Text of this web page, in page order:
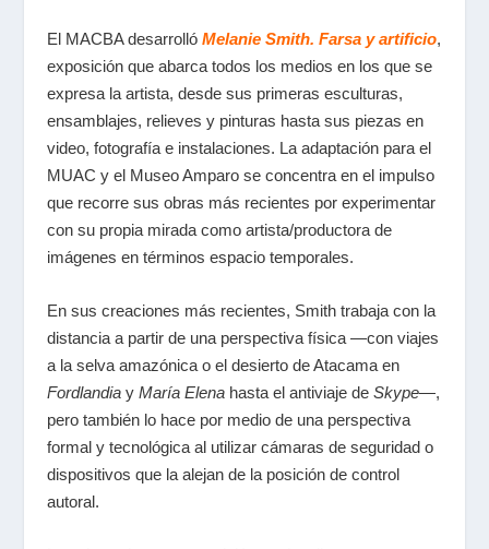
El MACBA desarrolló Melanie Smith. Farsa y artificio,
exposición que abarca todos los medios en los que se
expresa la artista, desde sus primeras esculturas,
ensamblajes, relieves y pinturas hasta sus piezas en
video, fotografía e instalaciones. La adaptación para el
MUAC y el Museo Amparo se concentra en el impulso
que recorre sus obras más recientes por experimentar
con su propia mirada como artista/productora de
imágenes en términos espacio temporales.
En sus creaciones más recientes, Smith trabaja con la
distancia a partir de una perspectiva física —con viajes
a la selva amazónica o el desierto de Atacama en
Fordlandiay María Elenahasta el antiviaje de Skype—,
pero también lo hace por medio de una perspectiva
formal y tecnológica al utilizar cámaras de seguridad o
dispositivos que la alejan de la posición de control
autoral.